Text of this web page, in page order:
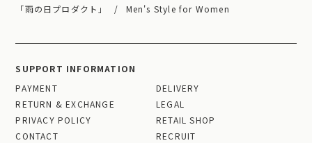
「雨の日プロダクト」
Men's Style for Women
SUPPORT INFORMATION
PAYMENT
DELIVERY
RETURN & EXCHANGE
LEGAL
PRIVACY POLICY
RETAIL SHOP
CONTACT
RECRUIT